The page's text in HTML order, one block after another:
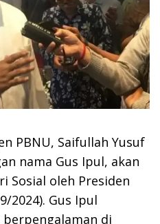
PBNU, Saifullah Yusuf
nama Gus Ipul, akan
Sosial oleh Presiden
2024). Gus Ipul
di